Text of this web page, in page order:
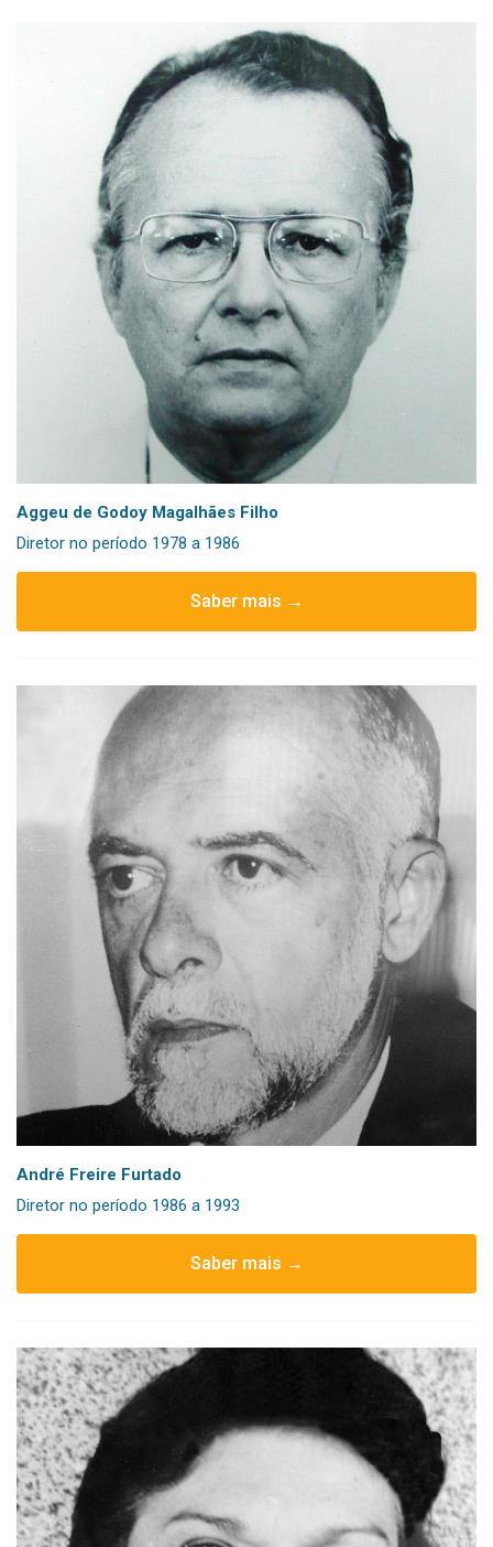
Aggeu de Godoy Magalhães Filho
Diretor no período 1978 a 1986
Saber mais →
André Freire Furtado
Diretor no período 1986 a 1993
Saber mais →